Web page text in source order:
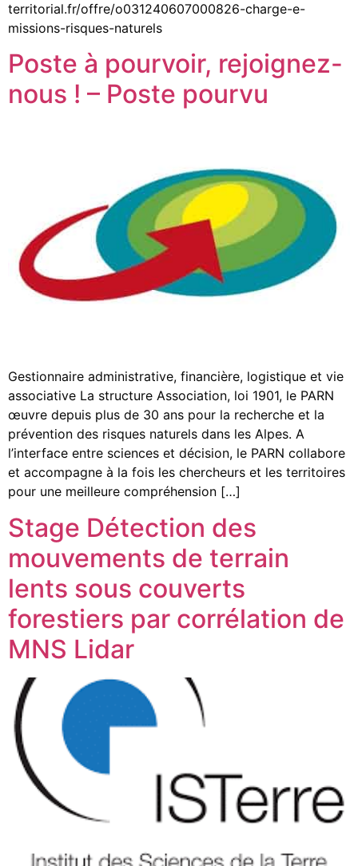
territorial.fr/offre/o031240607000826-charge-e-
missions-risques-naturels
Poste à pourvoir, rejoignez-
nous ! – Poste pourvu
Gestionnaire administrative, financière, logistique et vie
associative La structure Association, loi 1901, le PARN
œuvre depuis plus de 30 ans pour la recherche et la
prévention des risques naturels dans les Alpes. A
l’interface entre sciences et décision, le PARN collabore
et accompagne à la fois les chercheurs et les territoires
pour une meilleure compréhension […]
Stage Détection des
mouvements de terrain
lents sous couverts
forestiers par corrélation de
MNS Lidar